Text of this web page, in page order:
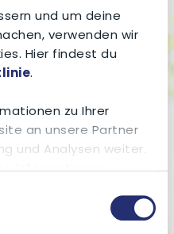
und um deine
verwenden wir
Hier findest du
.
zu Ihrer
an unsere Partner
und Analysen weiter.
oder die sie im
Dienste gesammelt